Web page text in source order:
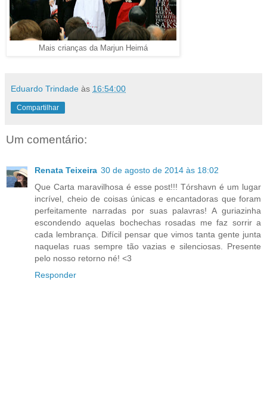
Mais crianças da Marjun Heimá
Eduardo Trindade às 16:54:00
Compartilhar
Um comentário:
Renata Teixeira 30 de agosto de 2014 às 18:02
Que Carta maravilhosa é esse post!!! Tórshavn é um lugar
incrível, cheio de coisas únicas e encantadoras que foram
perfeitamente narradas por suas palavras! A guriazinha
escondendo aquelas bochechas rosadas me faz sorrir a
cada lembrança. Difícil pensar que vimos tanta gente junta
naquelas ruas sempre tão vazias e silenciosas. Presente
pelo nosso retorno né! <3
Responder